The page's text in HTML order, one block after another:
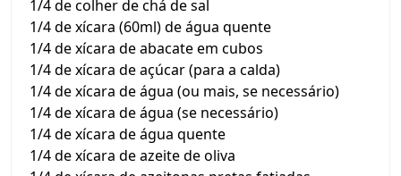
1/4 de colher de chá de sal
1/4 de xícara (60ml) de água quente
1/4 de xícara de abacate em cubos
1/4 de xícara de açúcar (para a calda)
1/4 de xícara de água (ou mais, se necessário)
1/4 de xícara de água (se necessário)
1/4 de xícara de água quente
1/4 de xícara de azeite de oliva